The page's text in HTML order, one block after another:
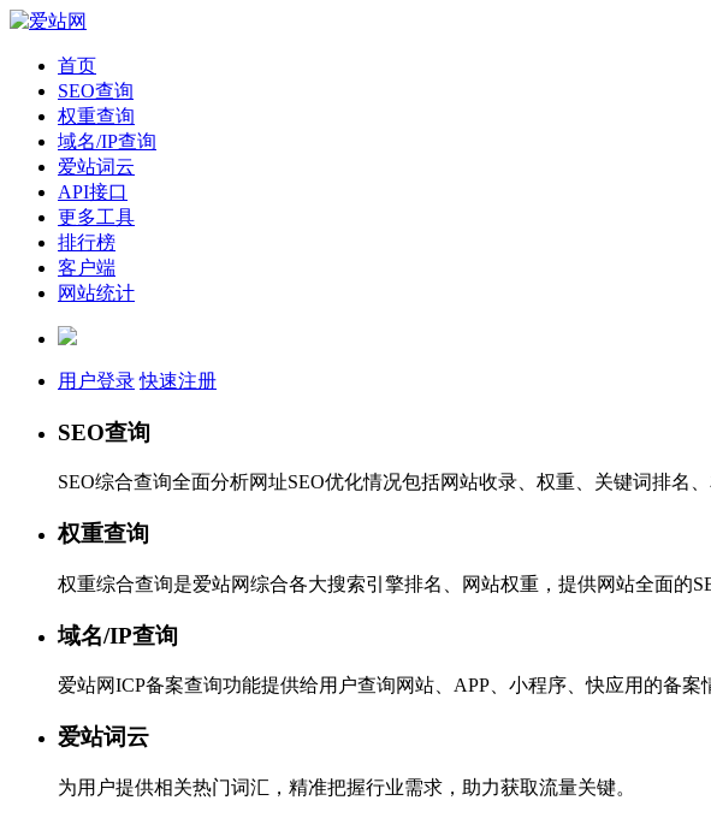
首页
SEO查询
权重查询
域名/IP查询
爱站词云
API接口
更多工具
排行榜
客户端
网站统计
用户登录 快速注册
SEO查询
SEO综合查询全面分析网址SEO优化情况包括网站收录、权重、关键词排名
权重查询
权重综合查询是爱站网综合各大搜索引擎排名、网站权重，提供网站全面的
域名/IP查询
爱站网ICP备案查询功能提供给用户查询网站、APP、小程序、快应用的备
爱站词云
为用户提供相关热门词汇，精准把握行业需求，助力获取流量关键。